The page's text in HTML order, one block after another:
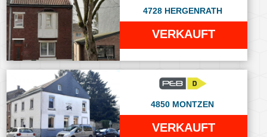
4728 HERGENRATH
VERKAUFT
4850 MONTZEN
VERKAUFT